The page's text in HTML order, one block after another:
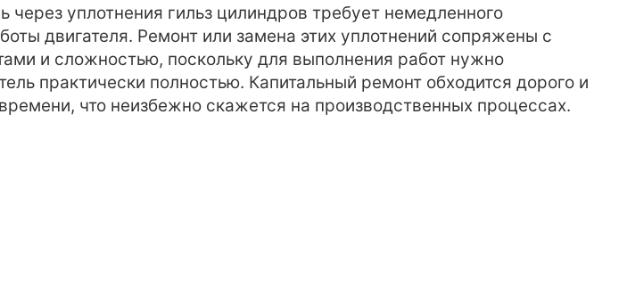
через уплотнения гильз цилиндров требует немедленного
двигателя. Ремонт или замена этих уплотнений сопряжены с
и сложностью, поскольку для выполнения работ нужно
практически полностью. Капитальный ремонт обходится дорого и
что неизбежно скажется на производственных процессах.